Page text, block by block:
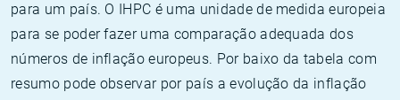
para um país. O IHPC é uma unidade de medida europeia
para se poder fazer uma comparação adequada dos
números de inflação europeus. Por baixo da tabela com
resumo pode observar por país a evolução da inflação